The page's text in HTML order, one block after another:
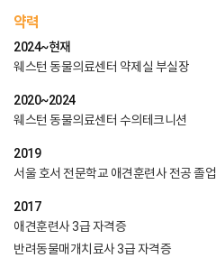
약력
2024~현재
웨스턴 동물의료센터 약제실 부실장
2020~2024
웨스턴 동물의료센터 수의테크니션
2019
서울 호서 전문학교 애견훈련사 전공 졸업
2017
애견훈련사 3급 자격증
반려동물매개치료사 3급 자격증